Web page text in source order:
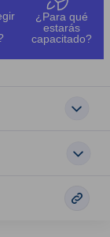
¿Para qué
estarás
capacitado?